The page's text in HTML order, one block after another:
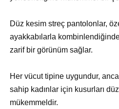
Düz kesim streç pantolonlar,
ayakkabılarla
zarif bir görünüm sağlar.
Her vücut tipine uygundur,
sahip kadınlar için kusurları
mükemmeldir.